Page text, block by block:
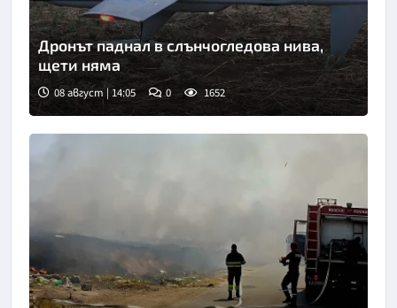
Дронът паднал в слънчогледова нива,
щети няма
08 август | 14:05 0 1652